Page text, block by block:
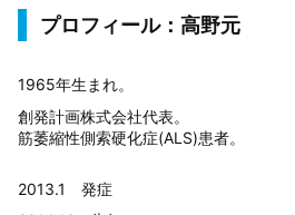
プロフィール：高野元
1965年生まれ。
創発計画株式会社代表。
筋萎縮性側索硬化症(ALS)患者。
2013.1 発症